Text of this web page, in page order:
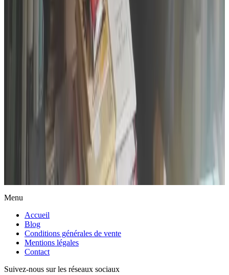
Menu
Accueil
Blog
Conditions générales de vente
Mentions légales
Contact
Suivez-nous sur les réseaux sociaux